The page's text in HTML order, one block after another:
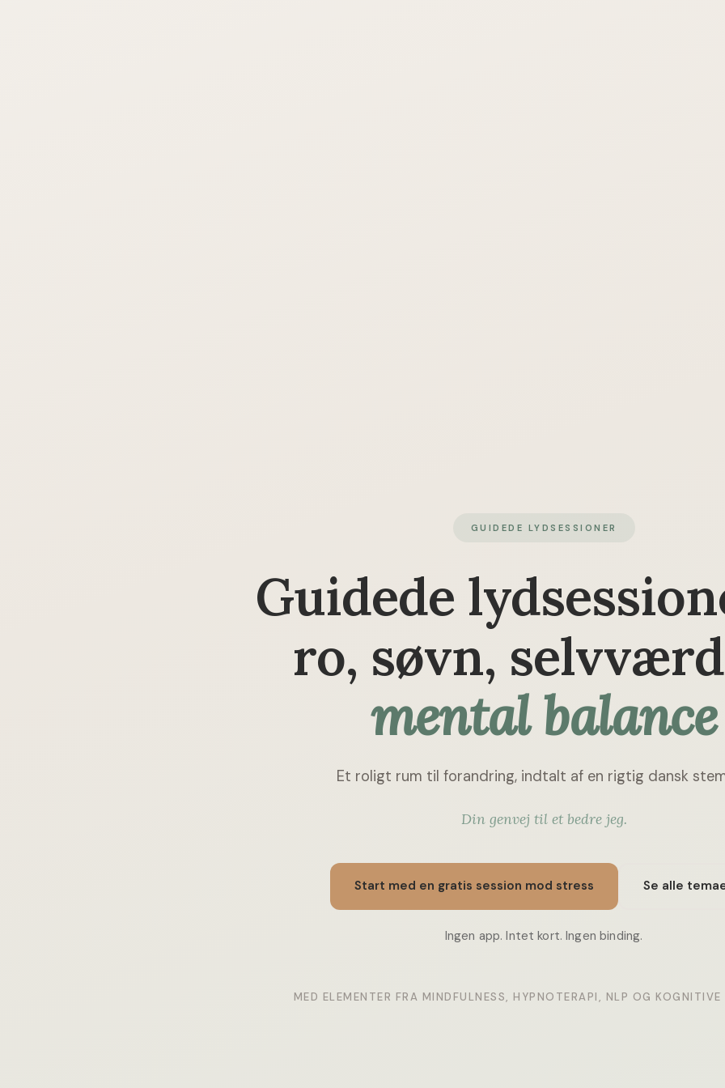
GUIDEDE LYDSESSIONER
Guidede
ro, søvn,
mental balance
Et roligt rum til forandring, indtalt af en rigtig dansk
Din genvej til et bedre jeg.
Start med en gratis session mod stress Se alle
Ingen app. Intet kort. Ingen binding.
MED ELEMENTER FRA MINDFULNESS, HYPNOTERAPI, NLP OG KOGNITIVE